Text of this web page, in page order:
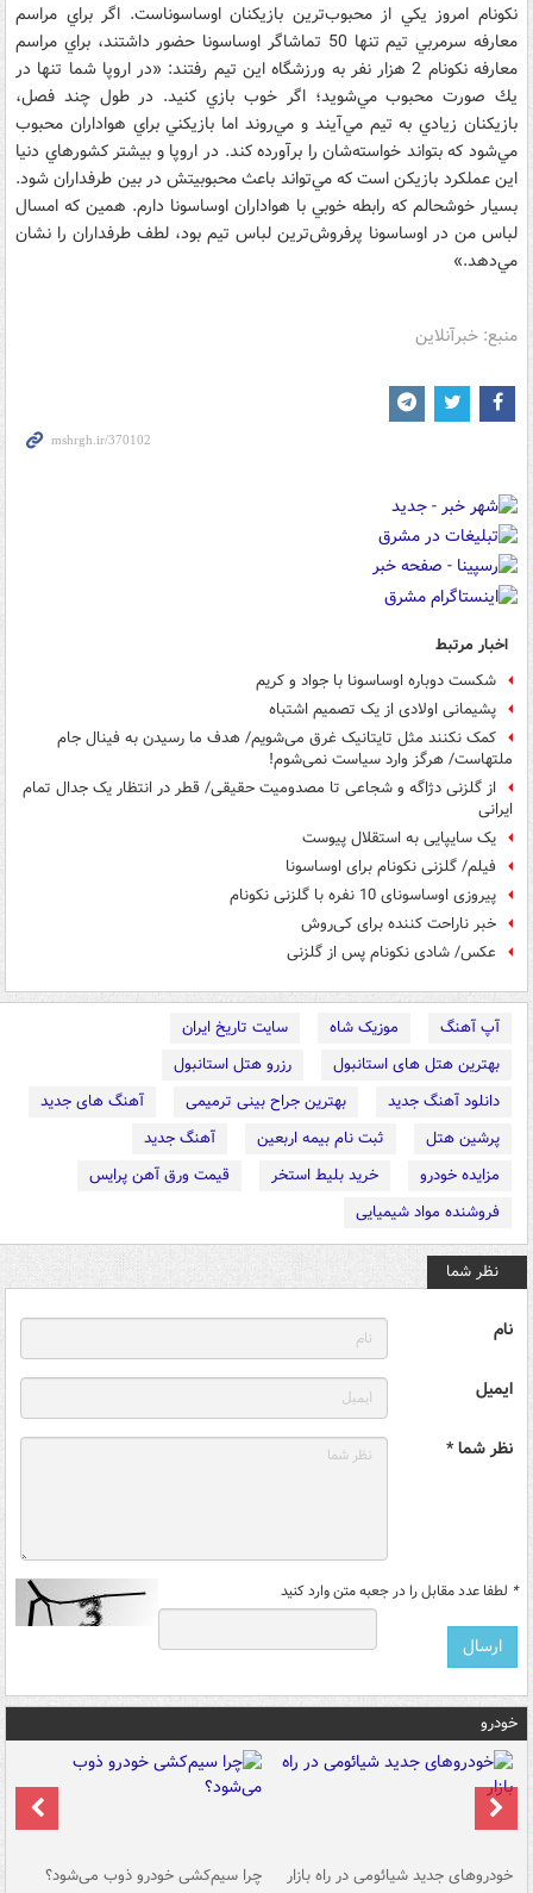
نكونام امروز يكي از محبوب‌ترين بازيكنان اوساسوناست. اگر براي مراسم
معارفه سرمربي تيم تنها 50 تماشاگر اوساسونا حضور داشتند، براي مراسم
معارفه نكونام 2 هزار نفر به ورزشگاه اين تيم رفتند: «در اروپا شما تنها در
يك صورت محبوب مي‌شويد؛ اگر خوب بازي كنيد. در طول چند فصل،
بازيكنان زيادي به تيم مي‌آيند و مي‌روند اما بازيكني براي هواداران محبوب
مي‌شود كه بتواند خواسته‌شان را برآورده كند. در اروپا و بيشتر كشورهاي دنيا
اين عملكرد بازيكن است كه مي‌تواند باعث محبوبيتش در بين طرفداران شود.
بسيار خوشحالم كه رابطه خوبي با هواداران اوساسونا دارم. همين كه امسال
لباس من در اوساسونا پرفروش‌ترين لباس تيم بود، لطف طرفداران را نشان
مي‌دهد.»
منبع: خبرآنلاین
اخبار مرتبط
شکست دوباره اوساسونا با جواد و کریم
پشیمانی اولادی از یک تصمیم اشتباه
کمک نکنند مثل تایتانیک غرق می‌شویم/ هدف ما رسیدن به فینال جام
ملتهاست/ هرگز وارد سیاست نمی‌شوم!
از گلزنی دژاگه و شجاعی تا مصدومیت حقیقی/ قطر در انتظار یک جدال تمام
ایرانی
یک سایپایی به استقلال پیوست
فیلم/ گلزنی نکونام برای اوساسونا
پيروزی اوساسونای 10 نفره با گلزنی نکونام
خبر ناراحت کننده برای کی‌روش
عکس/ شادی نکونام پس از گلزنی
آپ آهنگ موزیک شاه
سایت تاریخ ایران
بهترین هتل های استانبول
رزرو هتل استانبول
دانلود آهنگ جدید
بهترین جراح بینی ترمیمی
آهنگ های جدید
پرشین هتل
ثبت نام بیمه اربعین
آهنگ جدید
مزایده خودرو
خرید بلیط استخر
قیمت ورق آهن پرایس
فروشنده مواد شیمیایی
نظر شما
نام
ایمیل
نظر شما *
* لطفا عدد مقابل را در جعبه متن وارد کنید
خودرو
خودروهای جدید شیائومی در راه بازار چرا سیم‌کشی خودرو ذوب می‌شود؟